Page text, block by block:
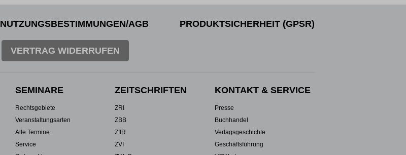
NUTZUNGSBESTIMMUNGEN/AGB PRODUKTSICHERHEIT (GPSR)
VERTRAG WIDERRUFEN
SEMINARE
Rechtsgebiete
Veranstaltungsarten
Alle Termine
Service
ZEITSCHRIFTEN
ZRI
ZBB
ZfIR
ZVI
KONTAKT & SERVICE
Presse
Buchhandel
Verlagsgeschichte
Geschäftsführung